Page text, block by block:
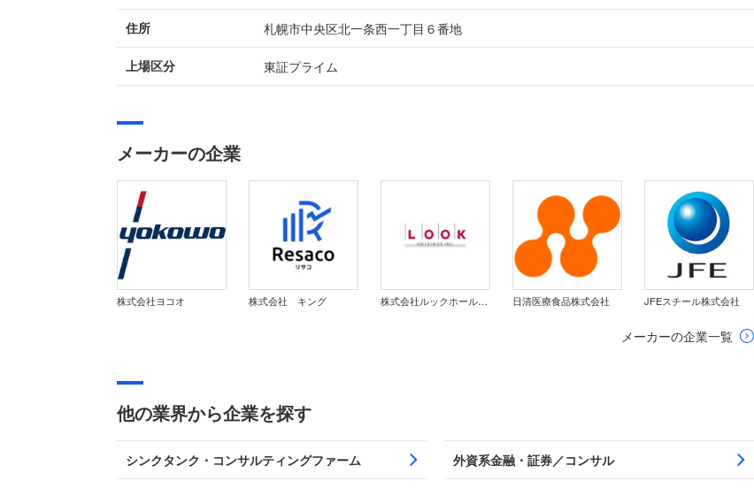
住所 札幌市中央区北一条西一丁目６番地
上場区分 東証プライム
メーカーの企業
株式会社ヨコオ 株式会社 キング 株式会社ルックホールディングス 日清医療食品株式会社 JFEスチール株式会社
メーカーの企業一覧
他の業界から企業を探す
シンクタンク・コンサルティングファーム 外資系金融・証券／コンサル